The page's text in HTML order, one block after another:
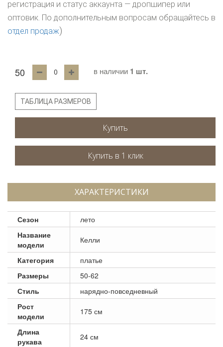
регистрация и статус аккаунта — дропшипер или
оптовик. По дополнительным вопросам обращайтесь в
отдел продаж)
50 в наличии 1 шт.
ТАБЛИЦА РАЗМЕРОВ
Купить
ХАРАКТЕРИСТИКИ
Сезон
лето
Название
модели
Келли
Категория
платье
Размеры
50-62
Стиль
нарядно-повседневный
Рост
модели
175 см
Длина
рукава
24 см